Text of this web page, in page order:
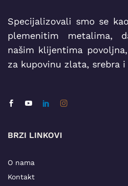
Specijalizovali smo se
plemenitim metalima,
našim klijentima
za kupovinu zlata, srebra
BRZI LINKOVI
O nama
Kontakt